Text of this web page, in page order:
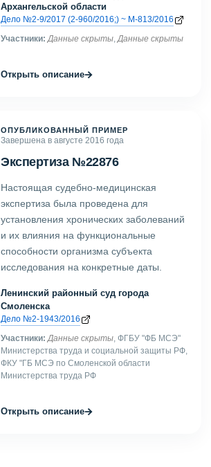
Архангельской области
Дело №2-9/2017 (2-960/2016;) ~ М-813/2016
Участники: Данные скрыты,Данные скрыты
Открыть описание→
ОПУБЛИКОВАННЫЙ ПРИМЕР
Завершена в августе 2016 года
Экспертиза №22876
Настоящая судебно-медицинская
экспертиза была проведена для
установления хронических заболеваний
и их влияния на функциональные
способности организма субъекта
исследования на конкретные даты.
Ленинский районный суд города
Смоленска
Дело №2-1943/2016
Участники: Данные скрыты, ФГБУ "ФБ МСЭ"
Министерства труда и социальной защиты РФ,
ФКУ "ГБ МСЭ по Смоленской области
Министерства труда РФ
Открыть описание→